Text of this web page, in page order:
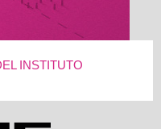
INSTITUTO